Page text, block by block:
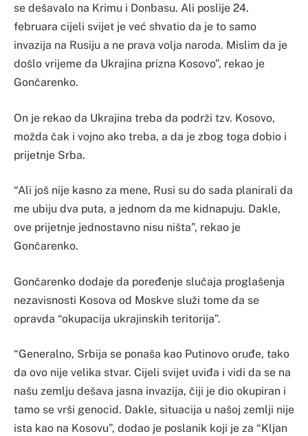
se dešavalo na Krimu i Donbasu. Ali poslije 24.
februara cijeli svijet je već shvatio da je to samo
invazija na Rusiju a ne prava volja naroda. Mislim da je
došlo vrijeme da Ukrajina prizna Kosovo”, rekao je
Gončarenko.
On je rekao da Ukrajina treba da podrži tzv. Kosovo,
možda čak i vojno ako treba, a da je zbog toga dobio i
prijetnje Srba.
“Ali još nije kasno za mene, Rusi su do sada planirali da
me ubiju dva puta, a jednom da me kidnapuju. Dakle,
ove prijetnje jednostavno nisu ništa”, rekao je
Gončarenko.
Gončarenko dodaje da poređenje slučaja proglašenja
nezavisnosti Kosova od Moskve služi tome da se
opravda “okupacija ukrajinskih teritorija”.
“Generalno, Srbija se ponaša kao Putinovo oruđe, tako
da ovo nije velika stvar. Cijeli svijet uviđa i vidi da se na
našu zemlju dešava jasna invazija, čiji je dio okupiran i
tamo se vrši genocid. Dakle, situacija u našoj zemlji nije
ista kao na Kosovu”, dodao je poslanik koji je za “Kljan